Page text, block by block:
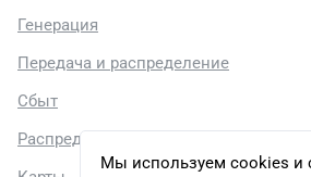
Мы используем cookies и
Генерация
Передача и распределение
Сбыт
Распределенная генерация